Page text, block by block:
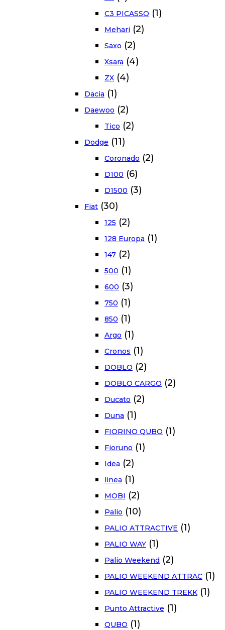
C3 PICASSO (1)
Mehari (2)
Saxo (2)
Xsara (4)
ZX (4)
Dacia (1)
Daewoo (2)
Tico (2)
Dodge (11)
Coronado (2)
D100 (6)
D1500 (3)
Fiat (30)
125 (2)
128 Europa (1)
147 (2)
500 (1)
600 (3)
750 (1)
850 (1)
Argo (1)
Cronos (1)
DOBLO (2)
DOBLO CARGO (2)
Ducato (2)
Duna (1)
FIORINO QUBO (1)
Fioruno (1)
Idea (2)
linea (1)
MOBI (2)
Palio (10)
PALIO ATTRACTIVE (1)
PALIO WAY (1)
Palio Weekend (2)
PALIO WEEKEND ATTRAC (1)
PALIO WEEKEND TREKK (1)
Punto Attractive (1)
QUBO (1)